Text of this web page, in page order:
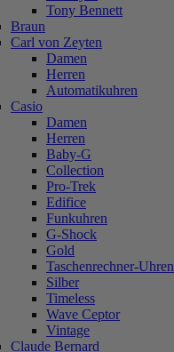
Tony Bennett
Braun
Carl von Zeyten
Damen
Herren
Automatikuhren
Casio
Damen
Herren
Baby-G
Collection
Pro-Trek
Edifice
Funkuhren
G-Shock
Gold
Taschenrechner-Uhren
Silber
Timeless
Wave Ceptor
Vintage
Claude Bernard